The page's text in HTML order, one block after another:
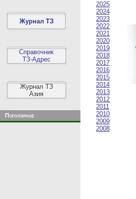
Журнал ТЗ
Справочник
ТЗ-Адрес
Журнал ТЗ
Азия
Популярное
2025
2024
2023
2022
2021
2020
2019
2018
2017
2016
2015
2014
2013
2012
2011
2010
2009
2008